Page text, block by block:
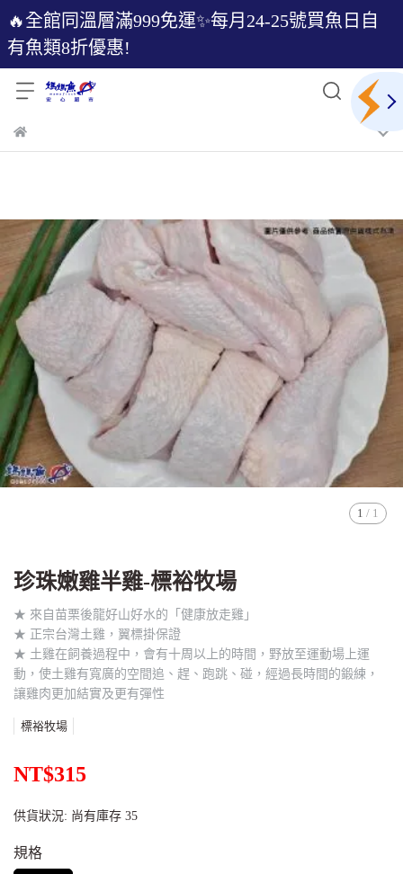
🔥全館同溫層滿999免運✨每月24-25號買魚日自
有魚類8折優惠!
1 / 1
珍珠嫩雞半雞-標裕牧場
★ 來自苗栗後龍好山好水的「健康放走雞」
★ 正宗台灣土雞，翼標掛保證
★ 土雞在飼養過程中，會有十周以上的時間，野放至運動場上運
動，使土雞有寬廣的空間追、趕、跑跳、碰，經過長時間的鍛練，
讓雞肉更加結實及更有彈性
標裕牧場
NT$315
供貨狀況: 尚有庫存 35
規格